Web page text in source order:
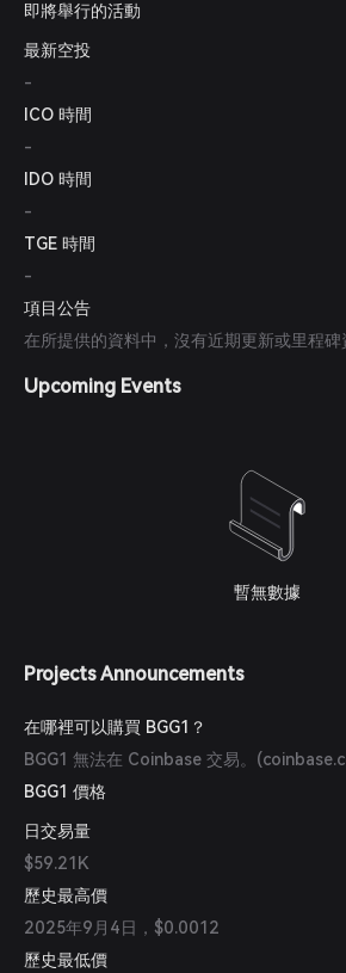
即將舉行的活動
最新空投
-
ICO 時間
-
IDO 時間
-
TGE 時間
-
項目公告
在所提供的資料中，沒有近期更新或里程碑
Upcoming Events
暫無數據
Projects Announcements
在哪裡可以購買 BGG1？
BGG1 無法在 Coinbase 交易。(
BGG1 價格
日交易量
$59.21K
歷史最高價
2025年9月4日，$0.0012
歷史最低價